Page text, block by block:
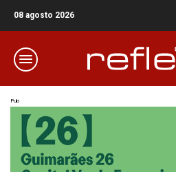
08 agosto 2026
Pub